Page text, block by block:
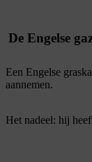
De Engelse
Een Engelse
aannemen.
Het nadeel: hij